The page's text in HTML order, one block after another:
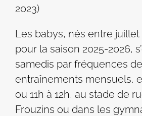
2023)
Les babys, nés entre juillet
pour la saison 2025-2026,
samedis par fréquences
entraînements mensuels,
ou 11h à 12h, au stade de
Frouzins ou dans les